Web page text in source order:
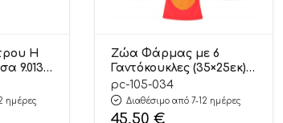
Η
9.013 –
ημέρες
Ζώα Φάρμας με 6
Γαντόκουκλες (35×25εκ)
105.034 – Playcity
pc-105-034
Διαθέσιμο από 7-12 ημέρες
45,50 €